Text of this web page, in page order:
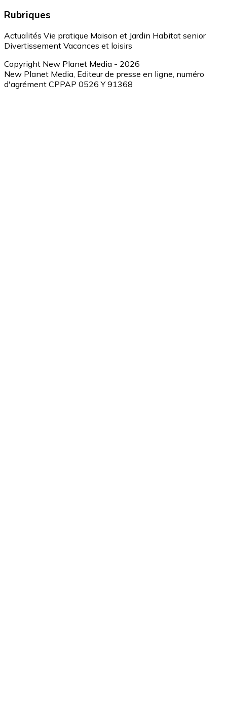
Rubriques
Actualités Vie pratique Maison et Jardin Habitat senior
Divertissement Vacances et loisirs
Copyright New Planet Media - 2026
New Planet Media, Editeur de presse en ligne, numéro
d'agrément CPPAP 0526 Y 91368